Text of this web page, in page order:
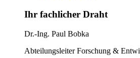
Ihr fachlicher Draht
Dr.-Ing. Paul Bobka
AbteilungsleiterForschung &